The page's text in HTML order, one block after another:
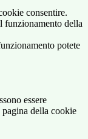
consentire.
funzionamento della
potete
essere
della cookie